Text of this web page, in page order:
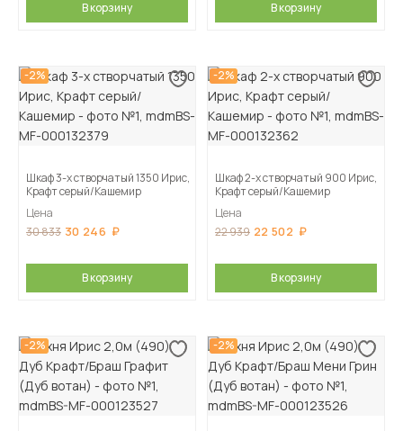
В корзину В корзину
-2%
Шкаф 3-х створчатый 1350 Ирис,
Крафт серый/Кашемир
Цена
30 833 30 246
В корзину
-2%
Шкаф 2-х створчатый 900 Ирис,
Крафт серый/Кашемир
Цена
22 939 22 502
В корзину
-2% -2%